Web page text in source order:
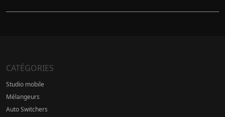
CATÉGORIES
Studio mobile
Mélangeurs
Auto Switchers